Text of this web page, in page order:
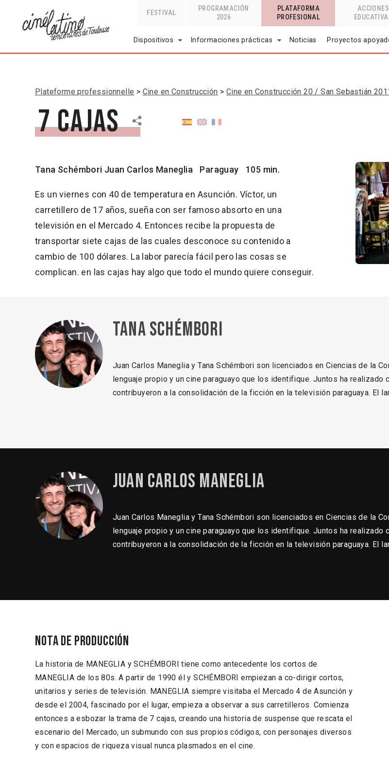
FESTIVAL
PROGRAMACIÓN
2026
PLATAFORMA
PROFESIONAL
ACCIONES
Dispositivos Informaciones prácticas Noticias Proyectos
Plateforme professionnelle Cine en Construcción Cine en Construcción 20 / San Sebastián
7 cajas
Tana Schémbori Juan Carlos Maneglia Paraguay 105 min.
Es un viernes con 40 de temperatura en Asunción. Víctor, un
carretillero de 17 años, sueña con ser famoso absorto en una
televisión en el Mercado 4. Entonces recibe la propuesta de
transportar siete cajas de las cuales desconoce su contenido a
cambio de 100 dólares. La labor parecía fácil pero las cosas se
complican. en las cajas hay algo que todo el mundo quiere conseguir.
Tana Schémbori
Juan Carlos Maneglia y Tana Schémbori son licenciados en Ciencias de la
lenguaje propio y un cine paraguayo que los identifique. Juntos ha
contribuyeron a la consolidación de la ficción en la televisión paraguaya. El
Juan Carlos Maneglia
Juan Carlos Maneglia y Tana Schémbori son licenciados en Ciencias de la
lenguaje propio y un cine paraguayo que los identifique. Juntos ha
contribuyeron a la consolidación de la ficción en la televisión paraguaya. El
Nota de producción
La historia de MANEGLIA y SCHÉMBORI tiene como antecedente los cortos de
MANEGLIA de los 80s. A partir de 1990 él y SCHÉMBORI empiezan a co-dirigir cortos,
unitarios y series de televisión. MANEGLIA siempre visitaba el Mercado 4 de Asunción y
desde el 2004, fascinado por el lugar, empieza a observar a sus carretilleros. Comienza
entonces a esbozar la trama de 7 cajas, creando una historia de suspense que rescata el
escenario del Mercado, un submundo con sus propios códigos, con personajes diversos
y con espacios de riqueza visual nunca plasmados en el cine.